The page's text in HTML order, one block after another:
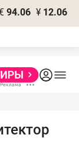
94.06 ¥ 12.06